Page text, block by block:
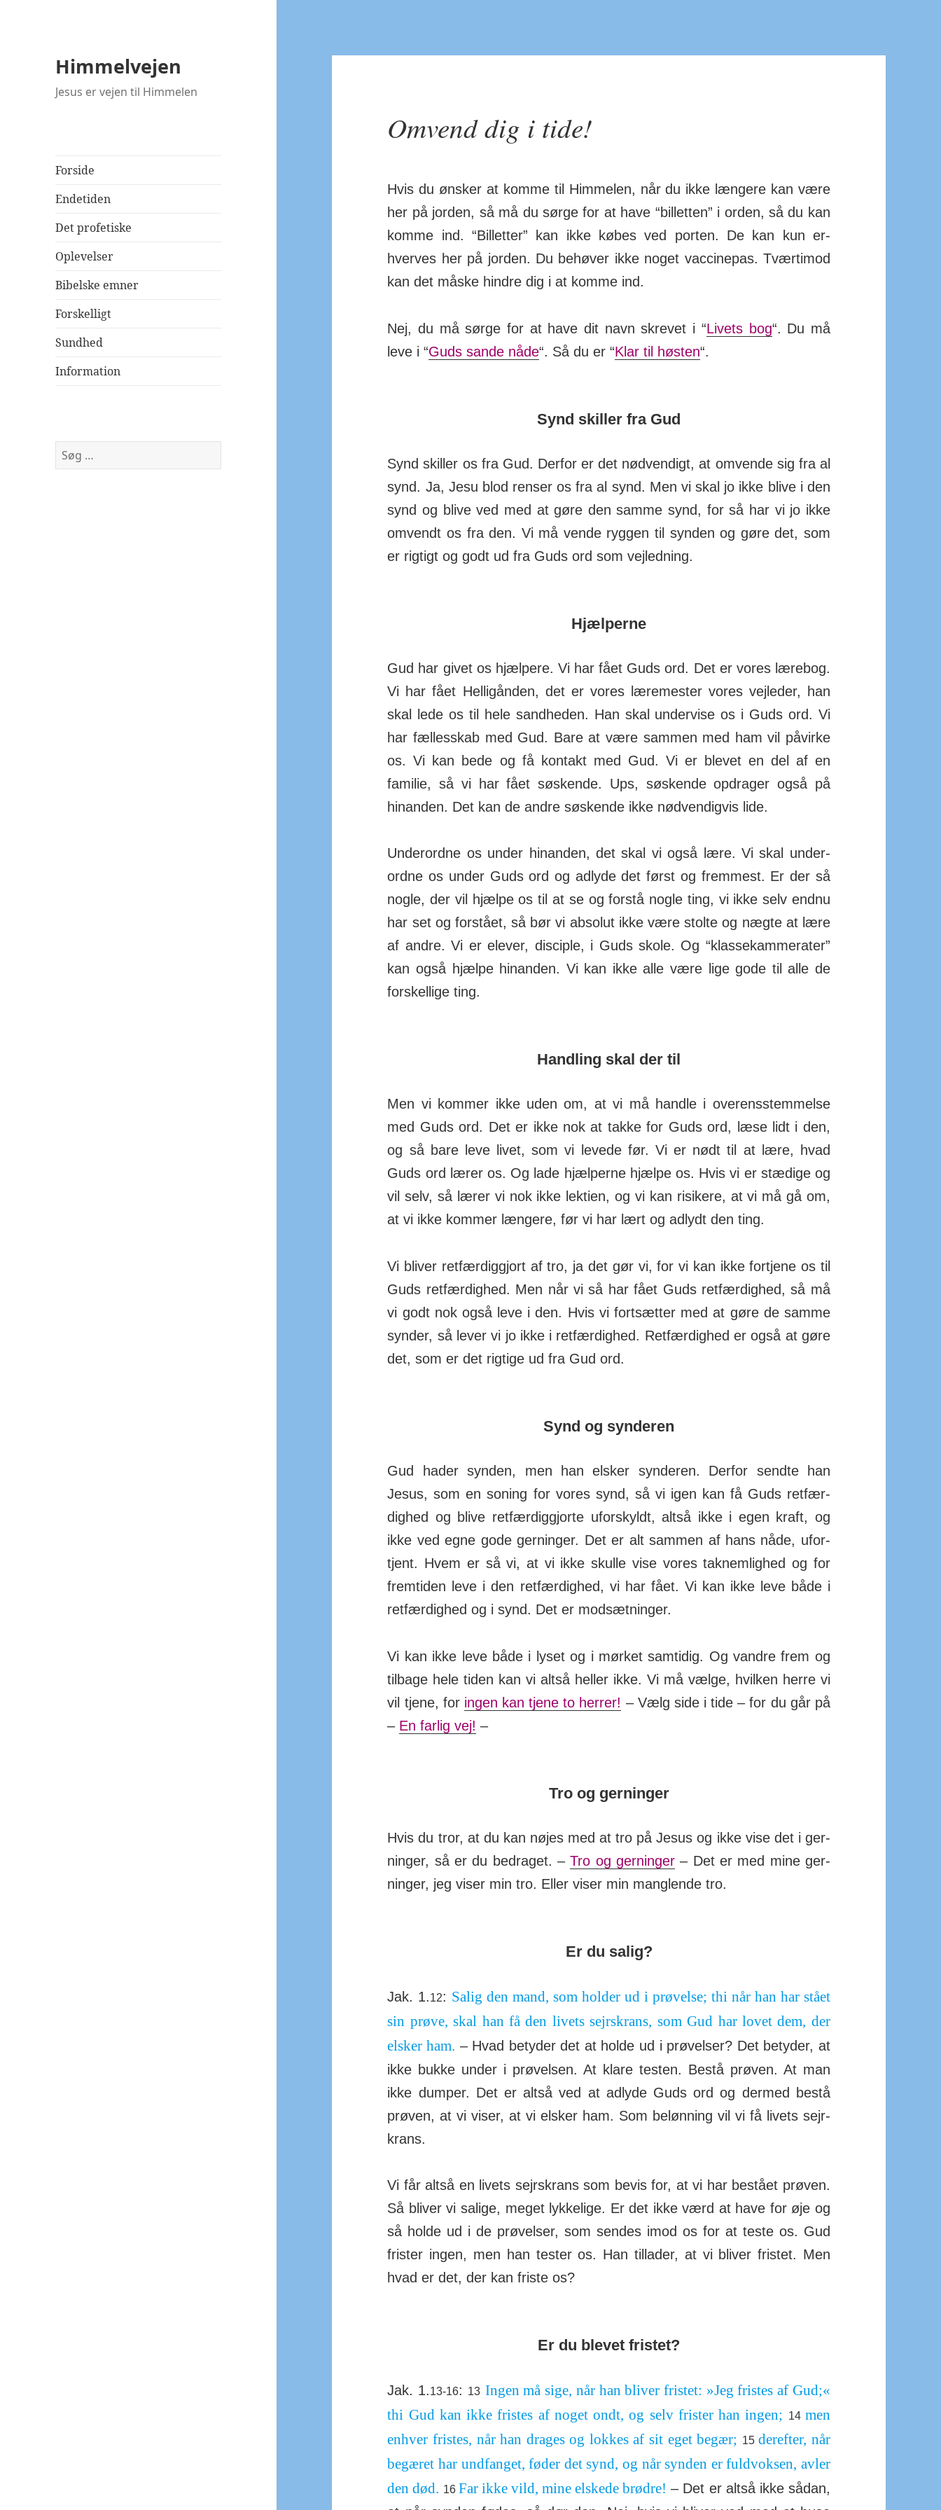
Himmelvejen
Jesus er vejen til Himmelen
Forside
Endetiden
Det profetiske
Oplevelser
Bibelske emner
Forskelligt
Sundhed
Information
Søg
efter:
Omvend dig i tide!
Hvis du ønsker at komme til Him­melen, når du ikke længere kan være
her på jorden, så må du sørge for at have “bil­letten” i orden, så du kan
komme ind. “Bil­letter” kan ikke købes ved porten. De kan kun er­
hverves her på jorden. Du behøver ikke noget vac­ci­ne­pas. Tværti­mod
kan det måske hindre dig i at komme ind.
Nej, du må sørge for at have dit navn skrevet i “Livets bog“. Du må
leve i “Guds sande nåde“. Så du er “Klar til høsten“.
Synd skiller fra Gud
Synd skiller os fra Gud. Derfor er det nød­ven­digt, at om­vende sig fra al
synd. Ja, Jesu blod renser os fra al synd. Men vi skal jo ikke blive i den
synd og blive ved med at gøre den samme synd, for så har vi jo ikke
om­vendt os fra den. Vi må vende ryggen til synden og gøre det, som
er rigtigt og godt ud fra Guds ord som vejledning.
Hjælperne
Gud har givet os hjælpere. Vi har fået Guds ord. Det er vores lære­bog.
Vi har fået Hel­lig­ånden, det er vores lære­mester vores vej­leder, han
skal lede os til hele sand­heden. Han skal under­vise os i Guds ord. Vi
har fæl­les­skab med Gud. Bare at være sammen med ham vil påvirke
os. Vi kan bede og få kontakt med Gud. Vi er blevet en del af en
familie, så vi har fået søs­kende. Ups, søs­kende op­drager også på
hinanden. Det kan de andre søskende ikke nød­ven­digvis lide.
Underordne os under hinanden, det skal vi også lære. Vi skal under­
ordne os under Guds ord og adlyde det først og frem­mest. Er der så
nogle, der vil hjælpe os til at se og forstå nogle ting, vi ikke selv endnu
har set og for­stået, så bør vi absolut ikke være stolte og nægte at lære
af andre. Vi er elever, disciple, i Guds skole. Og “klasse­kam­me­rater”
kan også hjælpe hi­nanden. Vi kan ikke alle være lige gode til alle de
for­skel­lige ting.
Handling skal der til
Men vi kommer ikke uden om, at vi må handle i over­ens­stem­melse
med Guds ord. Det er ikke nok at takke for Guds ord, læse lidt i den,
og så bare leve livet, som vi levede før. Vi er nødt til at lære, hvad
Guds ord lærer os. Og lade hjælperne hjælpe os. Hvis vi er stædige og
vil selv, så lærer vi nok ikke lektien, og vi kan risi­kere, at vi må gå om,
at vi ikke kommer længere, før vi har lært og adlydt den ting.
Vi bliver retfær­dig­gjort af tro, ja det gør vi, for vi kan ikke for­tjene os til
Guds ret­fær­dighed. Men når vi så har fået Guds ret­fær­dighed, så må
vi godt nok også leve i den. Hvis vi fort­sætter med at gøre de samme
synder, så lever vi jo ikke i ret­fær­dighed. Ret­fær­dighed er også at gøre
det, som er det rigtige ud fra Gud ord.
Synd og synderen
Gud hader synden, men han elsker syn­deren. Derfor sendte han
Jesus, som en so­ning for vores synd, så vi igen kan få Guds ret­fær­
dighed og blive ret­fær­dig­gjorte ufor­skyldt, altså ikke i egen kraft, og
ikke ved egne gode ger­ninger. Det er alt sammen af hans nåde, ufor­
tjent. Hvem er så vi, at vi ikke skulle vise vores tak­nem­lighed og for
frem­tiden leve i den ret­fær­dighed, vi har fået. Vi kan ikke leve både i
ret­fær­dighed og i synd. Det er mod­sæt­ninger.
Vi kan ikke leve både i lyset og i mørket sam­tidig. Og vandre frem og
tilbage hele tiden kan vi altså heller ikke. Vi må vælge, hvilken herre vi
vil tjene, for ingen kan tjene to herrer! – Vælg side i tide – for du går på
– En farlig vej! –
Tro og gerninger
Hvis du tror, at du kan nøjes med at tro på Jesus og ikke vise det i ger­
ninger, så er du be­draget. –Tro og gerninger– Det er med mine ger­
ninger, jeg viser min tro. Eller viser min mang­lende tro.
Er du salig?
Jak. 1.12: Salig den mand, som holder ud i prø­velse; thi når han har stået
sin prøve, skal han få den livets sejrs­krans, som Gud har lovet dem, der
elsker ham. – Hvad betyder det at holde ud i prø­velser? Det betyder, at
ikke bukke under i prø­velsen. At klare testen. Bestå prøven. At man
ikke dumper. Det er altså ved at adlyde Guds ord og dermed bestå
prøven, at vi viser, at vi elsker ham. Som beløn­ning vil vi få livets sejr­
krans.
Vi får altså en livets sejrs­krans som bevis for, at vi har bestået prøven.
Så bliver vi salige, meget lyk­kelige. Er det ikke værd at have for øje og
så holde ud i de prø­velser, som sendes imod os for at teste os. Gud
frister ingen, men han tester os. Han til­lader, at vi bliver fristet. Men
hvad er det, der kan friste os?
Er du blevet fristet?
Jak. 1.13-16: 13 Ingen må sige, når han bliver fristet: »Jeg fristes af Gud;«
thi Gud kan ikke fristes af noget ondt, og selv frister han ingen; 14 men
enhver fristes, når han drages og lokkes af sit eget begær; 15derefter, når
begæret har und­fanget, føder det synd, og når synden er fuld­voksen, avler
den død. 16 Far ikke vild, mine elskede brødre! – Det er altså ikke sådan,